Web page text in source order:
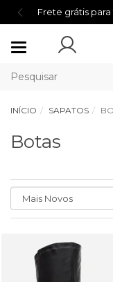
Frete grátis
Mudar
INÍCIO SAPATOS
Botas